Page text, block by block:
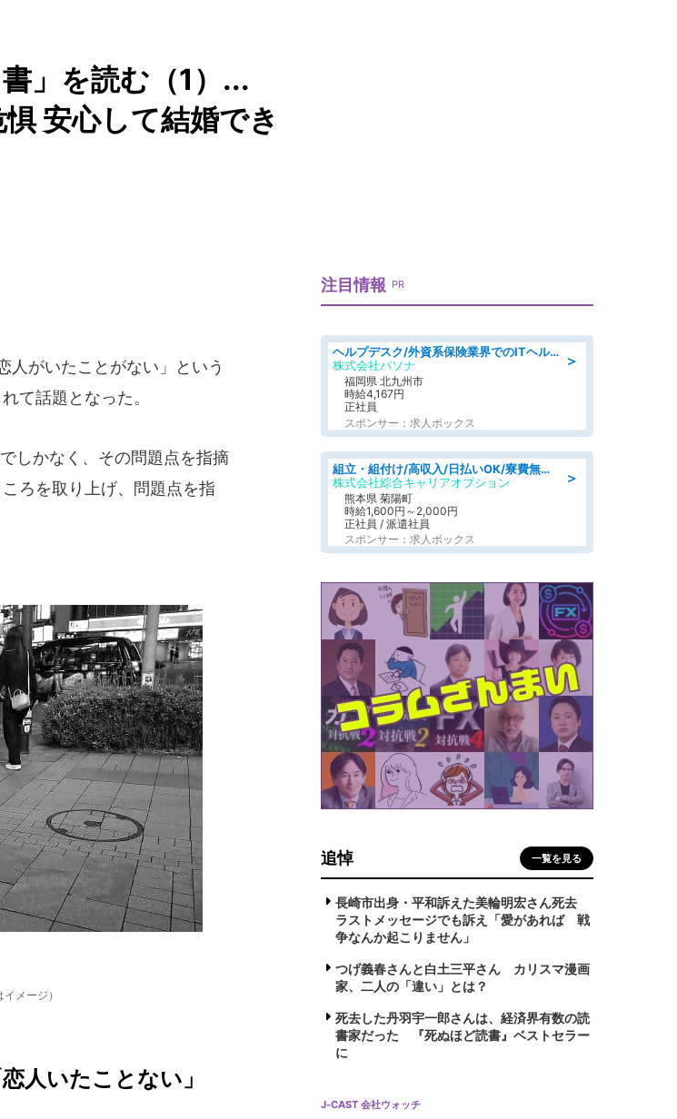
」を読む（1）...
安心して結婚でき
がいたことがない」という
て話題となった。
しかなく、その問題点を指摘
ろを取り上げ、問題点を指
メージ）
人いたことない」
注目情報 PR
＞
ヘルプデスク/外資系保険業界でのITヘルプデスク業務/駅近/即日勤務可/ヘルプデスク
株式会社パソナ
福岡県 北九州市
時給4,167円
正社員
スポンサー：求人ボックス
＞
組立・組付け/高収入/日払いOK/寮費無料/交替制/20・30・40代活躍中
株式会社綜合キャリアオプション
熊本県 菊陽町
時給1,600円～2,000円
正社員 / 派遣社員
スポンサー：求人ボックス
追悼 一覧を見る
長崎市出身・平和訴えた美輪明宏さん死去
ラストメッセージでも訴え「愛があれば 戦
争なんか起こりません」
つげ義春さんと白土三平さん カリスマ漫画
家、二人の「違い」とは？
死去した丹羽宇一郎さんは、経済界有数の読
書家だった 『死ぬほど読書』ベストセラー
に
J-CAST 会社ウォッチ